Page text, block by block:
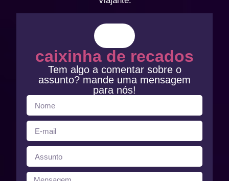
caixinha de recados
Tem algo a comentar sobre o
assunto? mande uma mensagem
para nós!